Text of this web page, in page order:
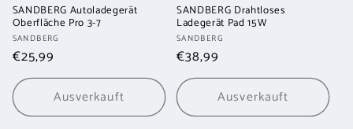
SANDBERG Autoladegerät
Oberfläche Pro 3-7
Anbieter:
SANDBERG
Normaler
Preis
€25,99
Ausverkauft
SANDBERG Drahtloses
Ladegerät Pad 15W
Anbieter:
SANDBERG
Normaler
Preis
€38,99
Ausverkauft